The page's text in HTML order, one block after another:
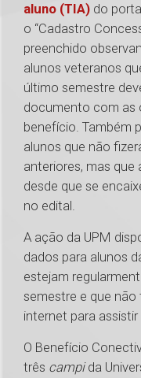
aluno (TIA) do
o “Cadastro
preenchido
alunos veteranos
último semestre
documento com as
benefício. Também
alunos que não
anteriores, mas que
desde que se
no edital.
A ação da UPM
dados para alunos
estejam
semestre e que
internet para
O Benefício
três campida